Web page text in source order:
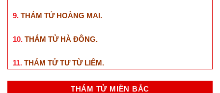
9. THÁM TỬ HOÀNG MAI.
10. THÁM TỬ HÀ ĐÔNG.
11. THÁM TỬ TƯ TỪ LIÊM.
THÁM TỬ MIỀN BẮC